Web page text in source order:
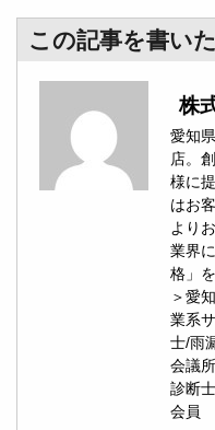
この記事を書い
株
愛知
店。
様に
はお
より
業界
格」
＞愛
業系
士/雨
会議
診断
会員